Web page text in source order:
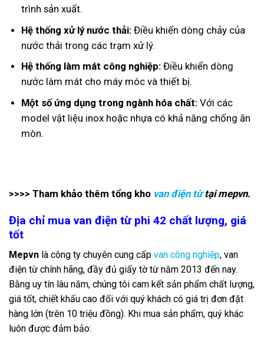
trình sản xuất.
Hệ thống xử lý nước thải:Điều khiển dòng chảy của
nước thải trong các trạm xử lý.
Hệ thống làm mát công nghiệp:Điều khiển dòng
nước làm mát cho máy móc và thiết bị.
Một số ứng dụng trong ngành hóa chất:Với các
model vật liệu inox hoặc nhựa có khả năng chống ăn
mòn.
>>>> Tham khảo thêm tổng kho van điện từ tại mepvn.
Địa chỉ mua van điện từ phi 42 chất lượng, giá
tốt
Mepvn là công ty chuyên cung cấp van công nghiệp, van
điện từ chính hãng, đầy đủ giấy tờ từ năm 2013 đến nay.
Bằng uy tín lâu năm, chúng tôi cam kết sản phẩm chất lượng,
giá tốt, chiết khấu cao đối với quý khách có giá trị đơn đặt
hàng lớn (trên 10 triệu đồng). Khi mua sản phẩm, quý khác
luôn được đảm bảo: